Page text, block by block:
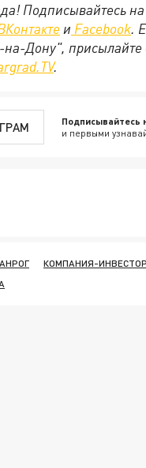
Подписывайтесь
и Facebook.
Дону",
.
Подписывайтесь
и первыми
КОМПАНИЯ-ИНВЕСТОР